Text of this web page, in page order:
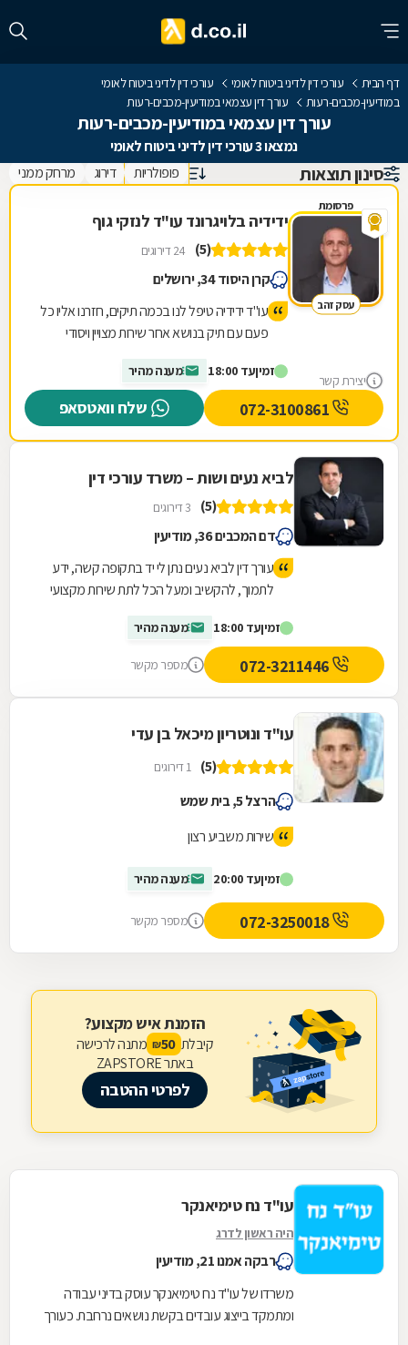
דף הבית עורכי דין לדיני ביטוח לאומי
עורכי דין לדיני ביטוח לאומי
במודיעין-מכבים-רעות
עורך דין עצמאי במודיעין-מכבים-רעות
עורך דין עצמאי במודיעין-מכבים-רעות
נמצאו 3 עורכי דין לדיני ביטוח לאומי
סינון תוצאות פופולריות דירוג מרחק ממני
פרסומת
עסק זהב
יצירת קשר
ידידיה בלויגרונד עו"ד לנזקי גוף
(5) 24 דירוגים
קרן היסוד 34, ירושלים
עו"ד ידידיה טיפל לנו בכמה תיקים, חזרנו אליו כל
פעם עם תיק בנושא אחר שירות מצויין ויסודי
זמיןעד 18:00 מענה מהיר
שלח וואטסאפ
לביא נעים ושות – משרד עורכי דין
(5) 3 דירוגים
דם המכבים 36, מודיעין
עורך דין לביא נעים נתן לי יד בתקופה קשה, ידע
לתמוך, להקשיב ומעל הכל לתת שירות מקצועי
זמיןעד 18:00 מענה מהיר
מספר מקשר
עו"ד ונוטריון מיכאל בן עדי
(5) 1 דירוגים
הרצל 5, בית שמש
שירות משביע רצון
זמיןעד 20:00 מענה מהיר
072-3250018 מספר מקשר
הזמנת איש מקצוע?
קיבלת 50
₪ מתנה לרכישה
באתר ZAPSTORE
לפרטי ההטבה
עו"ד נח טימיאנקר
היה ראשון לדרג
רבקה אמנו 21, מודיעין
משרדו של עו"ד נח טימיאנקר עוסק בדיני עבודה
ומתמקד בייצוג עובדים בקשת נושאים נרחבת. כעורך